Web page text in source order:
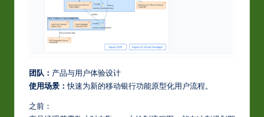
团队： 产品与用户体验设计
使用场景：快速为新的移动银行功能原型化用户流程。
之前：